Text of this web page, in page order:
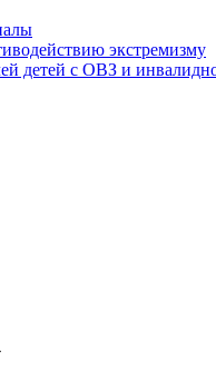
экстремизму
детей с ОВЗ и